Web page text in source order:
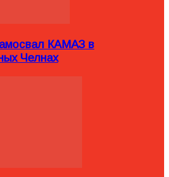
КАМАЗ в
Челнах